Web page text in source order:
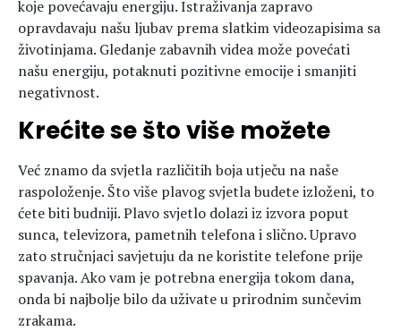
koje povećavaju energiju. Istraživanja zapravo
opravdavaju našu ljubav prema slatkim videozapisima sa
životinjama. Gledanje zabavnih videa može povećati
našu energiju, potaknuti pozitivne emocije i smanjiti
negativnost.
Krećite se što više možete
Već znamo da svjetla različitih boja utječu na naše
raspoloženje. Što više plavog svjetla budete izloženi, to
ćete biti budniji. Plavo svjetlo dolazi iz izvora poput
sunca, televizora, pametnih telefona i slično. Upravo
zato stručnjaci savjetuju da ne koristite telefone prije
spavanja. Ako vam je potrebna energija tokom dana,
onda bi najbolje bilo da uživate u prirodnim sunčevim
zrakama.